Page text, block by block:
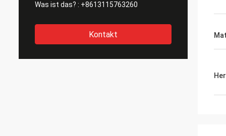
Was ist das? : +8613115763260
Kontakt